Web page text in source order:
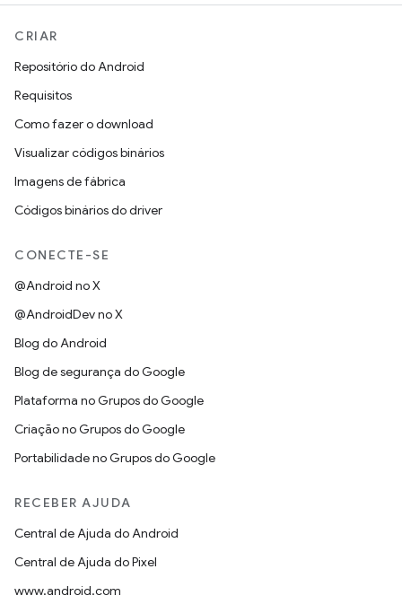
CRIAR
Repositório do Android
Requisitos
Como fazer o download
Visualizar códigos binários
Imagens de fábrica
Códigos binários do driver
CONECTE-SE
@Android no X
@AndroidDev no X
Blog do Android
Blog de segurança do Google
Plataforma no Grupos do Google
Criação no Grupos do Google
Portabilidade no Grupos do Google
RECEBER AJUDA
Central de Ajuda do Android
Central de Ajuda do Pixel
www.android.com